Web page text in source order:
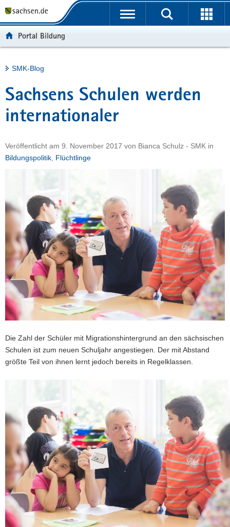
t
b
e
r
g
e
i
d
e
a
v
g
a
t
i
n
u
n
h
a
l
e
v
c
e
Portalübergreifende
Portal Bildung
Hauptinhalt
SMK-Blog
Sachsens Schulen werden
internationaler
Veröffentlicht am 9. November 2017 von Bianca Schulz - SMK in
Bildungspolitik Flüchtlinge
Die Zahl der Schüler mit Migrationshintergrund an den sächsischen
Schulen ist zum neuen Schuljahr angestiegen. Der mit Abstand
größte Teil von ihnen lernt jedoch bereits in Regelklassen.